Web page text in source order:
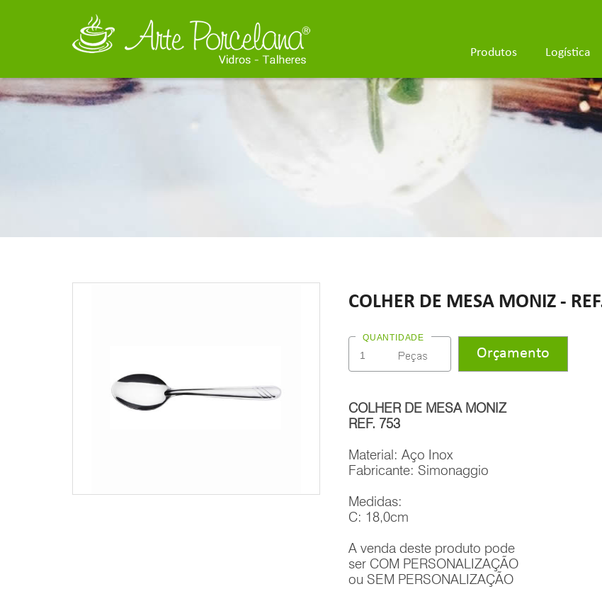
Logística
Produtos
COLHER DE MESA MONIZ -
QUANTIDADE
COLHER DE MESA MONIZ
REF. 753
Material: Aço Inox
Fabricante: Simonaggio
Medidas:
C: 18,0cm
A venda deste produto pode
ser COM PERSONALIZAÇÃO
ou SEM PERSONALIZAÇÃO